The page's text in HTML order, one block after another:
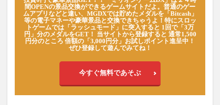
間OPENの景品交換ができるゲームサイトだよ。普通のゲー
ムアプリなどと違い、MGDXでは貯めたメダルを「Bitcash」
等の電子マネーや豪華景品と交換できちゃうよ！特にスロッ
トゲームでは「ラッシュモード」に突入すると 1回で「3万
円」分のメダルをGET！ 当サイトから登録すると 通常1,500
円分のところ 倍額の「3,000円分」お試しポイント進呈中！
ぜひ登録して遊んでみてね！
今すぐ無料であそぶ